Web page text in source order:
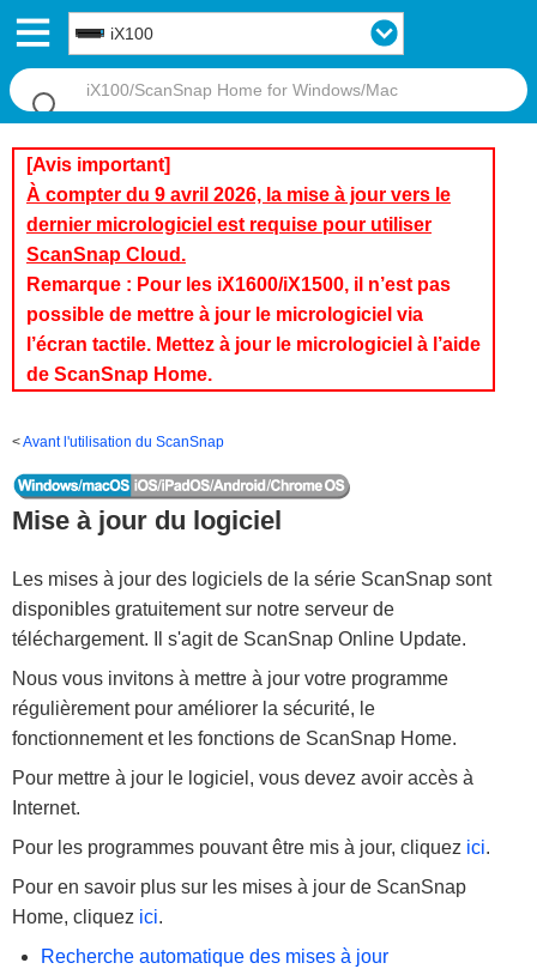
iX100
[Avis important]
À compter du 9 avril 2026, la mise à jour vers le
dernier micrologiciel est requise pour utiliser
ScanSnap Cloud.
Remarque : Pour les iX1600/iX1500, il n’est pas
possible de mettre à jour le micrologiciel via
l’écran tactile. Mettez à jour le micrologiciel à l’aide
de ScanSnap Home.
Avant l'utilisation du ScanSnap
Mise à jour du logiciel
Les mises à jour des logiciels de la série ScanSnap sont
disponibles gratuitement sur notre serveur de
téléchargement. Il s'agit de ScanSnap Online Update.
Nous vous invitons à mettre à jour votre programme
régulièrement pour améliorer la sécurité, le
fonctionnement et les fonctions de ScanSnap Home.
Pour mettre à jour le logiciel, vous devez avoir accès à
Internet.
Pour les programmes pouvant être mis à jour, cliquez ici.
Pour en savoir plus sur les mises à jour de ScanSnap
Home, cliquez ici.
Recherche automatique des mises à jour